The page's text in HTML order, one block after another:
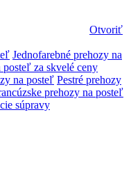
Otvoriť
Jednofarebné prehozy na
za skvelé ceny
na posteľ Pestré prehozy
prehozy na posteľ
súpravy